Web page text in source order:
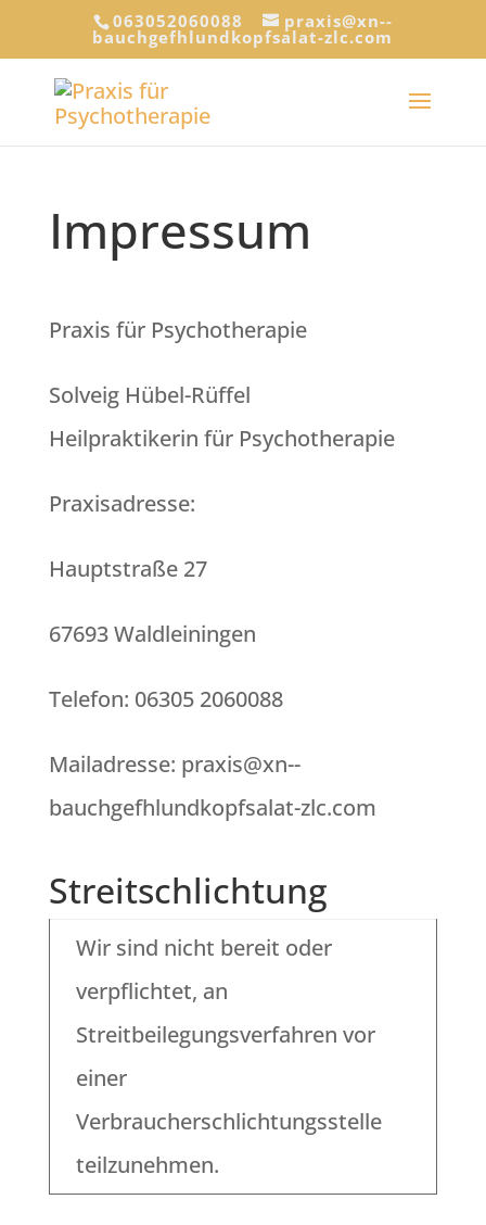
063052060088 praxis@xn--
bauchgefhlundkopfsalat-zlc.com
Impressum
Praxis für Psychotherapie
Solveig Hübel-Rüffel
Heilpraktikerin für Psychotherapie
Praxisadresse:
Hauptstraße 27
67693 Waldleiningen
Telefon: 06305 2060088
Mailadresse: praxis@xn--
bauchgefhlundkopfsalat-zlc.com
Streitschlichtung
Wir sind nicht bereit oder
verpflichtet, an
Streitbeilegungsverfahren vor
einer
Verbraucherschlichtungsstelle
teilzunehmen.